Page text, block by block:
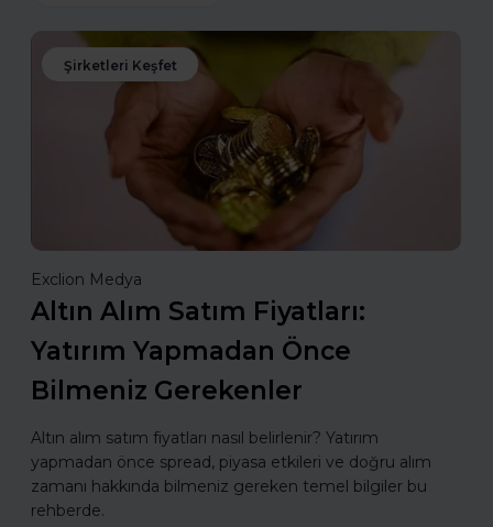
Şirketleri Keşfet
Exclion Medya
Altın Alım Satım Fiyatları:
Yatırım Yapmadan Önce
Bilmeniz Gerekenler
Altın alım satım fiyatları nasıl belirlenir? Yatırım
yapmadan önce spread, piyasa etkileri ve doğru alım
zamanı hakkında bilmeniz gereken temel bilgiler bu
rehberde.